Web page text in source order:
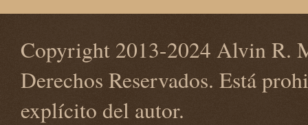
Copyright 2013-2024 Alvin R.
Derechos Reservados. Está
explícito del autor.